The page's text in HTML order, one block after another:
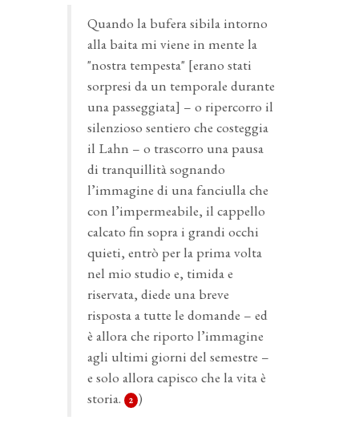
Quando la bufera sibila intorno
alla baita mi viene in mente la
"nostra tempesta" [erano stati
sorpresi da un temporale durante
una passeggiata] – o ripercorro il
silenzioso sentiero che costeggia
il Lahn – o trascorro una pausa
di tranquillità sognando
l’immagine di una fanciulla che
con l’impermeabile, il cappello
calcato fin sopra i grandi occhi
quieti, entrò per la prima volta
nel mio studio e, timida e
riservata, diede una breve
risposta a tutte le domande – ed
è allora che riporto l’immagine
agli ultimi giorni del semestre –
e solo allora capisco che la vita è
storia.
2 )